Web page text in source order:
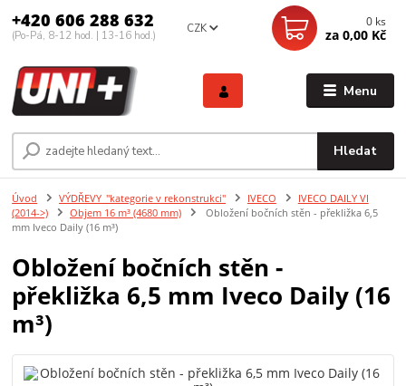
Menu
CZK
Hledat
+420 606 288 632
(Po-Pá, 8-12 hod. | 13-16 hod.)
0 ks
za 0,00 Kč
Úvod VÝDŘEVY_"kategorie v rekonstrukci" IVECO
IVECO DAILY VI
(2014->)
Objem 16 m³ (4680 mm)
Obložení bočních stěn - překližka 6,5
mm Iveco Daily (16 m³)
Obložení bočních stěn -
překližka 6,5 mm Iveco Daily (16
m³)